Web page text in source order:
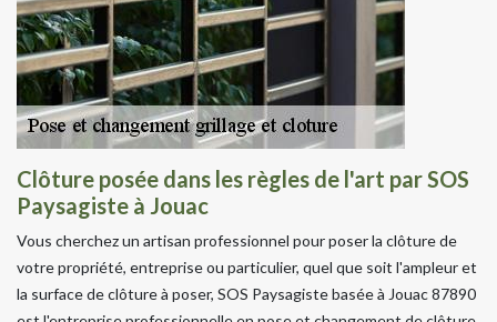
Clôture posée dans les règles de l'art par SOS
Paysagiste à Jouac
Vous cherchez un artisan professionnel pour poser la clôture de
votre propriété, entreprise ou particulier, quel que soit l'ampleur et
la surface de clôture à poser, SOS Paysagiste basée à Jouac 87890